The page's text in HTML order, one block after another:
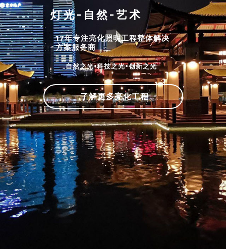
灯光-自然-艺术
17年专注亮化照明工程整体解决
方案服务商
自然之光•科技之光•创新之光
了解更多亮化工程